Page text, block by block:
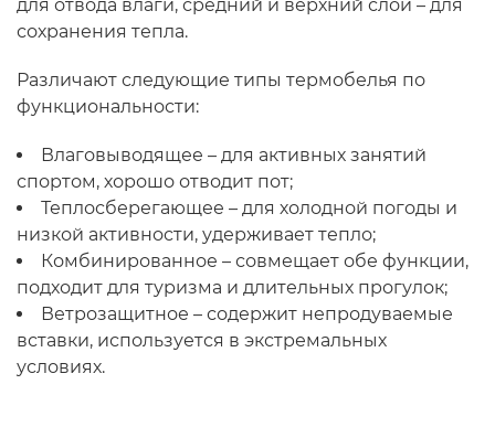
для отвода влаги, средний и верхний слои – для
сохранения тепла.
Различают следующие типы термобелья по
функциональности:
Влаговыводящее – для активных занятий
спортом, хорошо отводит пот;
Теплосберегающее – для холодной погоды и
низкой активности, удерживает тепло;
Комбинированное – совмещает обе функции,
подходит для туризма и длительных прогулок;
Ветрозащитное – содержит непродуваемые
вставки, используется в экстремальных
условиях.